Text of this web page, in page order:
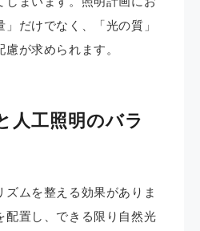
だけでなく、「光の質」
が求められます。
人工照明のバラ
ズムを整える効果がありま
配置し、できる限り自然光